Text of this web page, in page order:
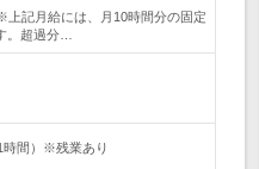
上記月給には、月10時間分の固定
。超過分…
時間）※残業あり